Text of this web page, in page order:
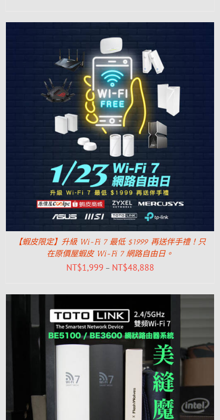
【蝦皮限定】升級 Wi-Fi 7 最低 $1999 再送伴手禮！只
在原價屋蝦皮 Wi-Fi 7 網路自由日。
NT$1,999 – NT$48,888